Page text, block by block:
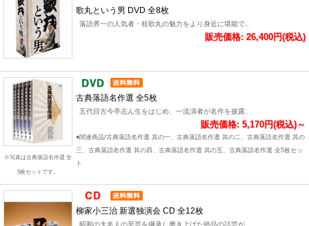
歌丸という男 DVD 全8枚
落語界一の人気者・桂歌丸の魅力をより身近に堪能で..
販売価格: 26,400円(税込)
※写真は古典落語名作選 全
5枚セットです。
古典落語名作選 全5枚
五代目古今亭志ん生をはじめ、一流演者が名作を披露..
販売価格: 5,170円(税込)～
●関連商品/古典落語名作選 其の一、古典落語名作選 其の二、古典落語名作選 其の
三、古典落語名作選 其の四、古典落語名作選 其の五、古典落語名作選 全5枚セッ
ト
柳家小三治 新選独演会 CD 全12枚
昭和の大名人の至芸を継承し磨き上げた絶品の話芸が..